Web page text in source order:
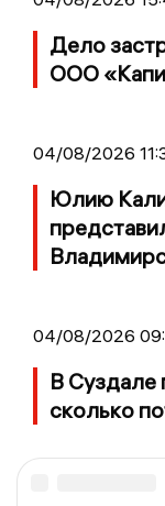
Дело
ООО
04/08/2026
Юлию
04/08/2026
В Суздале
сколько